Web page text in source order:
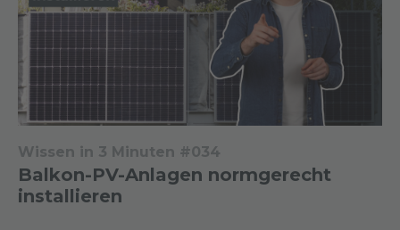
Wissen in 3 Minuten #034
Balkon-PV-Anlagen normgerecht
installieren